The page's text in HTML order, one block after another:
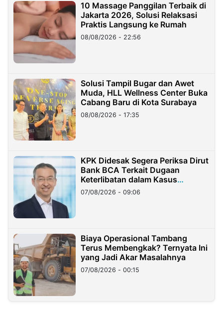
10 Massage Panggilan Terbaik di
Jakarta 2026, Solusi Relaksasi
Praktis Langsung ke Rumah
08/08/2026 - 22:56
Solusi Tampil Bugar dan Awet
Muda, HLL Wellness Center Buka
Cabang Baru di Kota Surabaya
08/08/2026 - 17:35
KPK Didesak Segera Periksa Dirut
Bank BCA Terkait Dugaan
Keterlibatan dalam Kasus
Hilangnya Dana Nasabah Rp2,58
Miliar
07/08/2026 - 09:06
Biaya Operasional Tambang
Terus Membengkak? Ternyata Ini
yang Jadi Akar Masalahnya
07/08/2026 - 00:15